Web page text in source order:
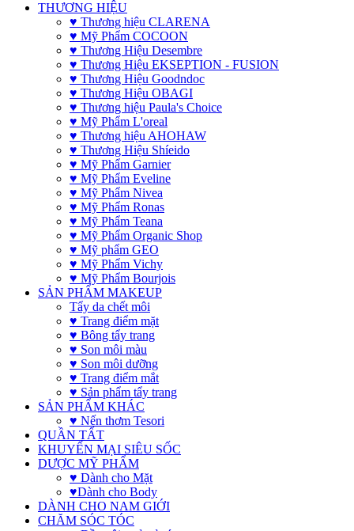
THƯƠNG HIỆU
♥ Thương hiệu CLARENA
♥ Mỹ Phẩm COCOON
♥ Thương Hiệu Desembre
♥ Thương Hiệu EKSEPTION - FUSION
♥ Thương Hiệu Goodndoc
♥ Thương Hiệu OBAGI
♥ Thương hiệu Paula's Choice
♥ Mỹ Phẩm L'oreal
♥ Thương hiệu AHOHAW
♥ Thương Hiệu Shíeido
♥ Mỹ Phẩm Garnier
♥ Mỹ Phẩm Eveline
♥ Mỹ Phẩm Nivea
♥ Mỹ Phẩm Ronas
♥ Mỹ Phẩm Teana
♥ Mỹ Phẩm Organic Shop
♥ Mỹ phẩm GEO
♥ Mỹ Phẩm Vichy
♥ Mỹ Phẩm Bourjois
SẢN PHẨM MAKEUP
Tẩy da chết môi
♥ Trang điểm mặt
♥ Bông tẩy trang
♥ Son môi màu
♥ Son môi dưỡng
♥ Trang điểm mắt
♥ Sản phẩm tẩy trang
SẢN PHẨM KHÁC
♥ Nến thơm Tesori
QUẦN TẤT
KHUYẾN MẠI SIÊU SỐC
DƯỢC MỸ PHẨM
♥ Dành cho Mặt
♥Dành cho Body
DÀNH CHO NAM GIỚI
CHĂM SÓC TÓC